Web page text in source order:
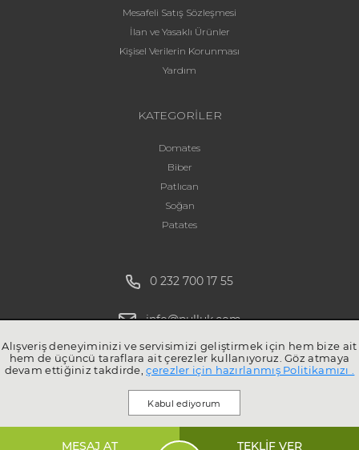
MESAJ AT TEKLİF VER
Mesafeli Satış Sözleşmesi
İlan ve Yasaklı Ürünler
Kişisel Verilerin Korunması
Yardım
KATEGORİLER
Domates
Biber
Patlıcan
Soğan
Patates
0 232 700 17 55
info@pulluk.com
Alışveriş deneyiminizi ve servisimizi geliştirmek için hem bize ait
hem de üçüncü taraflara ait çerezler kullanıyoruz. Göz atmaya
devam ettiğiniz takdirde,çerezler için hazırlanmış Politikamızı .
Kabul ediyorum